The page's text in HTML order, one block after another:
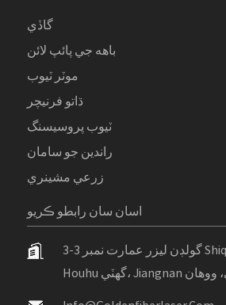
گاڏي
باهه جي پائپ لائن
موٽر ٽيوب
ڌاتو فرنيچر
ٽيوب پروسيسنگ
راندين جو سامان
زرعي مشينري
اسان سان رابطو ڪريو
گولڊن ليزر عمارت نمبر 3-3 Shiqiao 1st روڊ،